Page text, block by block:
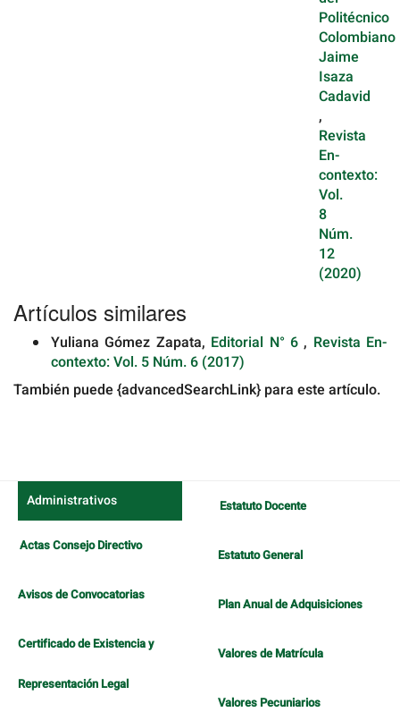
Politécnico
Colombiano
Jaime
Isaza
Cadavid
,
Revista
En-
contexto:
Vol.
8
Núm.
12
(2020)
Artículos similares
Yuliana Gómez Zapata, Editorial N° 6, Revista En-
contexto: Vol. 5 Núm. 6 (2017)
También puede {advancedSearchLink} para este artículo.
Administrativos
Actas Consejo Directivo
Avisos de Convocatorias
Certificado de Existencia y
Representación Legal
Estatuto Docente
Estatuto General
Plan Anual de Adquisiciones
Valores de Matrícula
Valores Pecuniarios